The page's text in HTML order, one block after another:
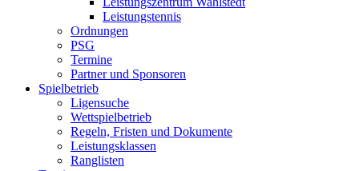
Leistungstennis
Ordnungen
PSG
Termine
Partner und Sponsoren
Spielbetrieb
Ligensuche
Wettspielbetrieb
Regeln, Fristen und Dokumente
Leistungsklassen
Ranglisten